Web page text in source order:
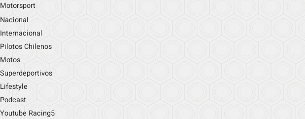
Motorsport
Nacional
Internacional
Pilotos Chilenos
Motos
Superdeportivos
Lifestyle
Podcast
Youtube Racing5